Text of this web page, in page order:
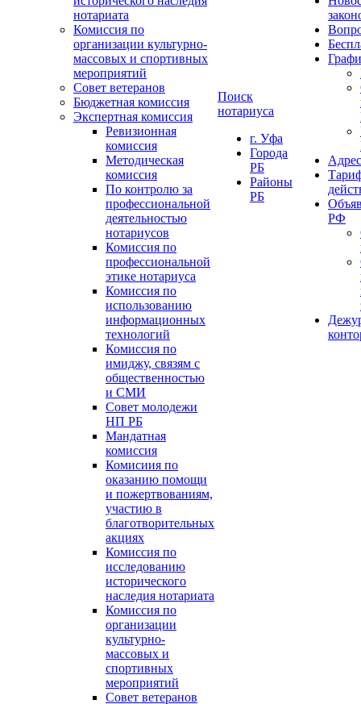
нотариата
Комиссия по
организации культурно-
массовых и спортивных
мероприятий
Совет ветеранов
Бюджетная комиссия
Экспертная комиссия
Ревизионная
комиссия
Методическая
комиссия
По контролю за
профессиональной
деятельностью
нотариусов
Комиссия по
профессиональной
этике нотариуса
Комиссия по
использованию
информационных
технологий
Комиссия по
имиджу, связям с
общественностью
и СМИ
Совет молодежи
НП РБ
Мандатная
комиссия
Комисиия по
оказанию помощи
и пожертвованиям,
участию в
благотворительных
акциях
Комиссия по
исследованию
исторического
наследия нотариата
Комиссия по
организации
культурно-
массовых и
спортивных
мероприятий
Совет ветеранов
Поиск
нотариуса
г. Уфа
Города
РБ
Районы
РБ
РФ